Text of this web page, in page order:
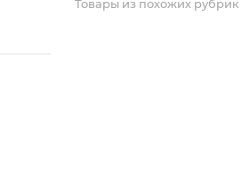
Товары из похожих рубрик